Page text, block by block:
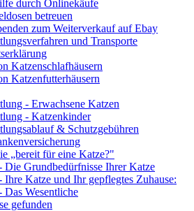
durch Onlinekäufe
betreuen
zum Weiterverkauf auf Ebay
und Transporte
Katzenschlafhäusern
Katzenfutterhäusern
- Erwachsene Katzen
- Katzenkinder
& Schutzgebühren
„bereit für eine Katze?"
Die Grundbedürfnisse Ihrer Katze
Ihre Katze und Ihr gepflegtes Zuhause:
Das Wesentliche
gefunden